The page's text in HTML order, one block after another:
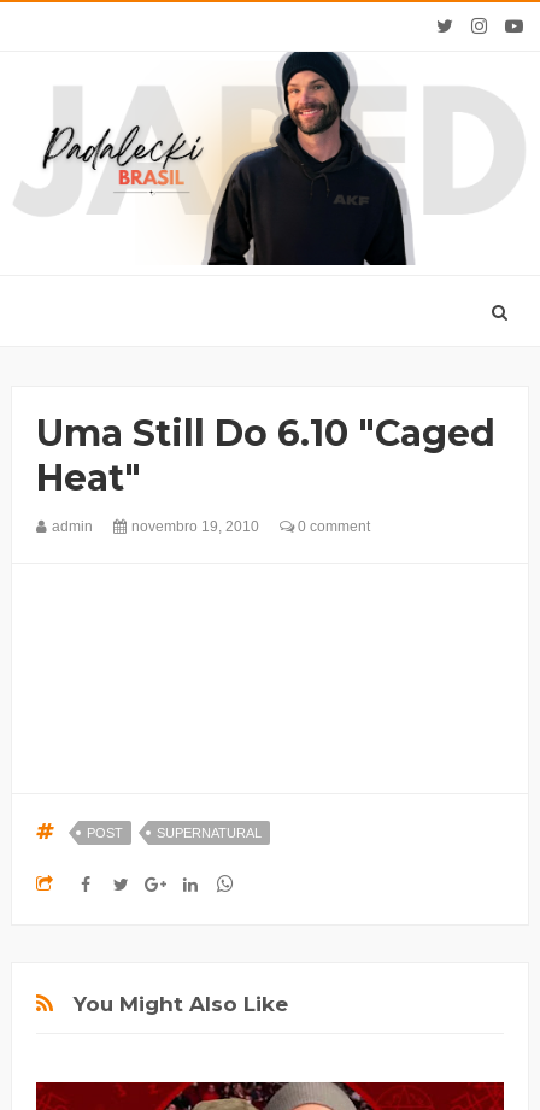
Uma Still Do 6.10 "Caged
Heat"
admin novembro 19, 2010 0 comment
POST SUPERNATURAL
You Might Also Like